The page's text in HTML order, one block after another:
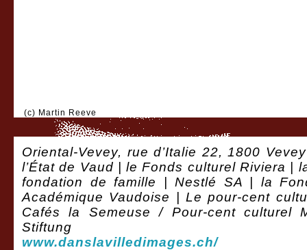
(c) Martin Reeve
Oriental-Vevey, rue d’Italie 22, 1800
l’État de Vaud | le Fonds culturel Riviera |
fondation de famille | Nestlé SA | la
Académique Vaudoise | Le pour-cent
Cafés la Semeuse / Pour-cent culturel
Stiftung
www.danslavilledimages.ch/